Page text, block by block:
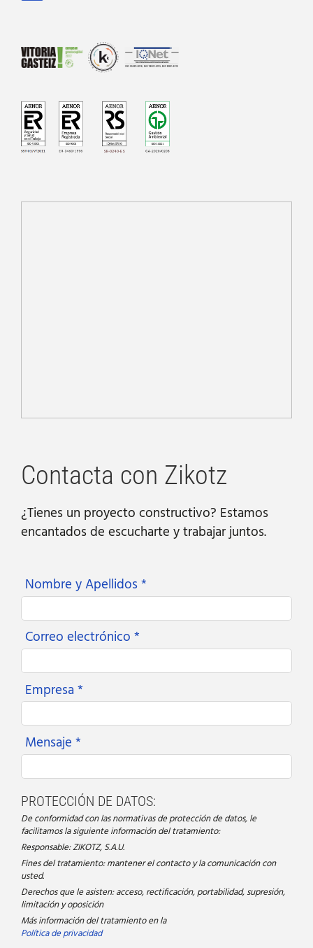
SR-0240-ES
Contacta con Zikotz
¿Tienes un proyecto constructivo? Estamos
encantados de escucharte y trabajar juntos.
Nombre y Apellidos *
Correo electrónico *
Empresa *
Mensaje *
PROTECCIÓN DE DATOS:
De conformidad con las normativas de protección de datos, le
facilitamos la siguiente información del tratamiento:
Responsable: ZIKOTZ, S.A.U.
Fines del tratamiento: mantener el contacto y la comunicación con
usted.
Derechos que le asisten: acceso, rectificación, portabilidad, supresión,
limitación y oposición
Más información del tratamiento en la
Política de privacidad